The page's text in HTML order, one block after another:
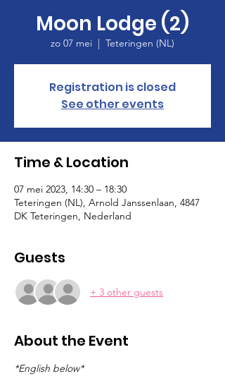
Moon Lodge (2)
zo 07 mei
  |
Teteringen (NL)
Registration is closed
See other events
Time & Location
07 mei 2023, 14:30 – 18:30
Teteringen (NL), Arnold Janssenlaan, 4847
DK Teteringen, Nederland
Guests
+ 3 other guests
About the Event
*English below*